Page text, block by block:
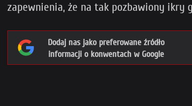
zapewnienia, że na tak pozbawiony ikry
Dodaj nas jako preferowane źródło
informacji o konwentach w Google